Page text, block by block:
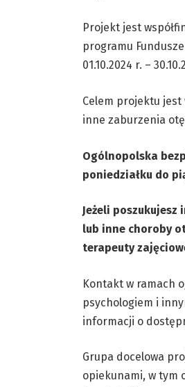
Projekt jest
programu
01.10.2024 r. –
Celem projektu
inne zaburzenia
Ogólnopolska
poniedziałku do
Jeżeli
lub inne choroby
terapeuty
Kontakt w ramach
psychologiem i
informacji o
Grupa docelowa
opiekunami, w tym